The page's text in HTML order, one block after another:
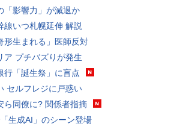
「影響力」が減退か
線いつ札幌延伸 解説
形生まれる」医師反対
ア プチバズりが発生
行「誕生祭」に盲点
セルフレジに戸惑い
ら同僚に? 関係者指摘
生成AI」のシーン登場